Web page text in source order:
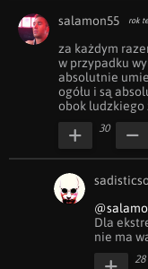
salamon55 rok
za każdym
w przypadku
absolutnie
ogółu i są
obok ludzkiego
30
Dla
nie ma
28